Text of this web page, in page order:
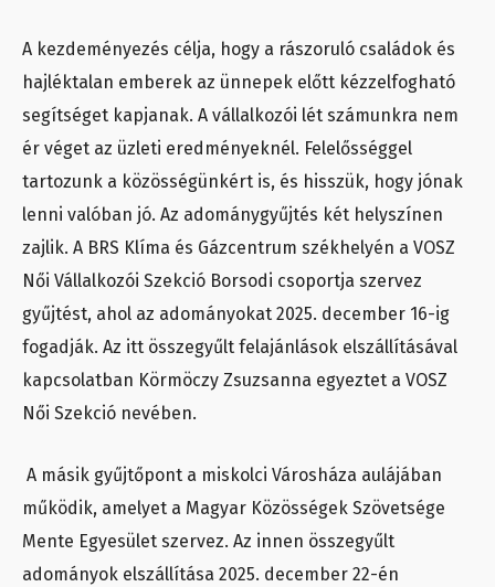
A kezdeményezés célja, hogy a rászoruló családok és
hajléktalan emberek az ünnepek előtt kézzelfogható
segítséget kapjanak. A vállalkozói lét számunkra nem
ér véget az üzleti eredményeknél. Felelősséggel
tartozunk a közösségünkért is, és hisszük, hogy jónak
lenni valóban jó. Az adománygyűjtés két helyszínen
zajlik. A BRS Klíma és Gázcentrum székhelyén a VOSZ
Női Vállalkozói Szekció Borsodi csoportja szervez
gyűjtést, ahol az adományokat 2025. december 16-ig
fogadják. Az itt összegyűlt felajánlások elszállításával
kapcsolatban Körmöczy Zsuzsanna egyeztet a VOSZ
Női Szekció nevében.
A másik gyűjtőpont a miskolci Városháza aulájában
működik, amelyet a Magyar Közösségek Szövetsége
Mente Egyesület szervez. Az innen összegyűlt
adományok elszállítása 2025. december 22-én